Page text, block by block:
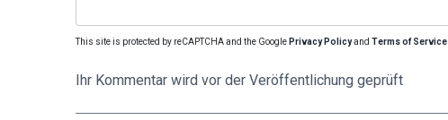
This site is protected by reCAPTCHA and the Google Privacy Policyand Terms of Service
Ihr Kommentar wird vor der Veröffentlichung geprüft